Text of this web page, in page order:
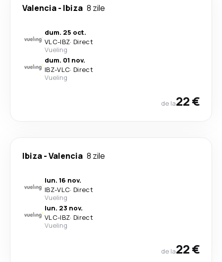
Valencia- Ibiza 8 zile
dum. 25 oct.
VLC-IBZ· Direct
Vueling
dum. 01 nov.
IBZ-VLC· Direct
Vueling
de la22 €
Ibiza-Valencia 8 zile
lun. 16 nov.
IBZ-VLC· Direct
Vueling
lun. 23 nov.
VLC-IBZ· Direct
Vueling
de la22 €